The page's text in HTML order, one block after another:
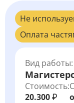
Не
Оплата
Вид работы:
Стоимость:
20.300 ₽